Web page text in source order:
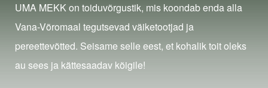
UMA MEKK on toiduvõrgustik, mis koondab enda alla
Vana-Võromaal tegutsevad väiketootjad ja
pereettevõtted. Seisame selle eest, et kohalik toit oleks
au sees ja kättesaadav kõigile!